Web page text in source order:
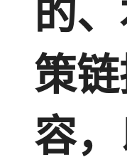
的
策
容